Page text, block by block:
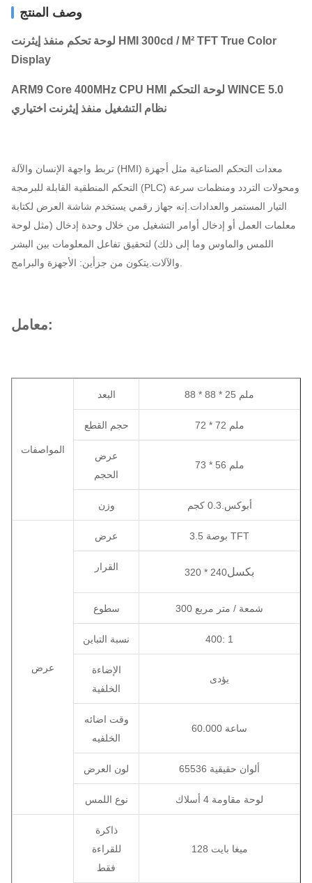
وصف المنتج
لوحة تحكم منفذ إيثرنت HMI 300cd / M² TFT True Color
Display
ARM9 Core 400MHz CPU HMI لوحة التحكم WINCE 5.0
نظام التشغيل منفذ إيثرنت اختياري
تربط واجهة الإنسان والآلة (HMI) معدات التحكم الصناعية مثل أجهزة
التحكم المنطقية القابلة للبرمجة (PLC) ومحولات التردد ومنظمات سرعة
التيار المستمر والعدادات.إنه جهاز رقمي يستخدم شاشة العرض لكتابة
معلمات العمل أو إدخال أوامر التشغيل من خلال وحدة إدخال (مثل لوحة
اللمس والماوس وما إلى ذلك) لتحقيق تفاعل المعلومات بين البشر
معامل:
المواصفات
البعد 88 * 88 * 25 ملم
حجم القطع 72 * 72 ملم
عرض
الحجم
73 * 56 ملم
وزن أبوكس.0.3 كجم
عرض
عرض 3.5 بوصة TFT
القرار 320 * 240بكسل
سطوع 300 شمعة / متر مربع
نسبة التباين 400: 1
الإضاءة
الخلفية
يؤدى
وقت اضائه
الخلفيه
60.000 ساعة
لون العرض 65536 ألوان حقيقية
نوع اللمس لوحة مقاومة 4 أسلاك
ذاكرة
للقراءة
فقط
128 ميغا بايت